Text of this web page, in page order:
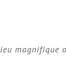
magnifique